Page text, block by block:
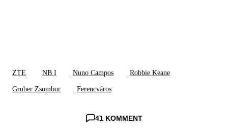
ZTE NB I Nuno Campos Robbie Keane
Gruber Zsombor Ferencváros
41 KOMMENT